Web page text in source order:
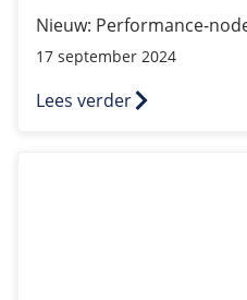
Nieuw: Performance-
17 september 2024
Lees verder